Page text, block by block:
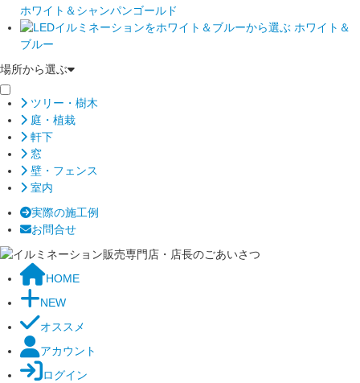
ホワイト＆シャンパンゴールド
ホワイト＆
ブルー
場所から選ぶ
ツリー・樹木
庭・植栽
軒下
窓
壁・フェンス
室内
実際の施工例
お問合せ
HOME
NEW
オススメ
アカウント
ログイン